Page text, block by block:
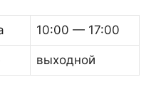
10:00 — 17:00
выходной